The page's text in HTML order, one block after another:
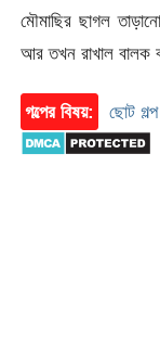
মৌমাছির ছাগল
আর তখন রাখাল বালক
গল্পের বিষয়: ছোট গল্প